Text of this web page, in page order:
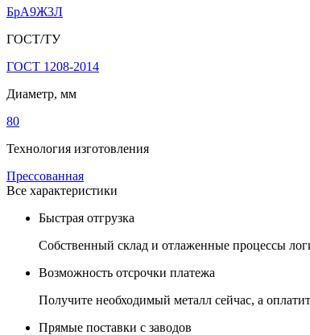
БрА9Ж3Л
ГОСТ/ТУ
ГОСТ 1208-2014
Диаметр, мм
80
Технология изготовления
Прессованная
Все характеристики
Быстрая отгрузка
Собственный склад и отлаженные процессы
Возможность отсрочки платежа
Получите необходимый металл сейчас, а
Прямые поставки с заводов